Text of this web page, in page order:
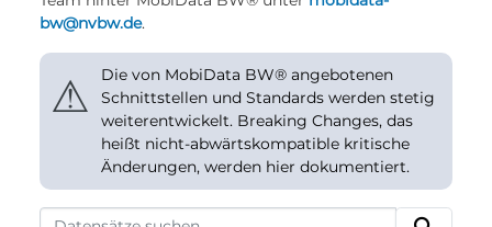
bw@nvbw.de.
⚠
Die von MobiData BW® angebotenen
Schnittstellen und Standards werden stetig
weiterentwickelt. Breaking Changes, das
heißt nicht-abwärtskompatible kritische
Änderungen, werden hier dokumentiert.